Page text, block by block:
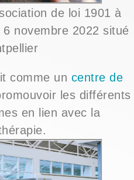
de loi 1901 à
novembre 2022 situé
comme un centre de
les différents
en lien avec la